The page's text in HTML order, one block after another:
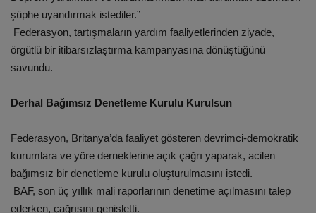
şüphe uyandırmak istediler.”
Federasyon, tartışmaların yardım faaliyetlerinden ziyade,
örgütlü bir itibarsızlaştırma kampanyasına dönüştüğünü
savundu.
Derhal Bağımsız Denetleme Kurulu Kurulsun
Federasyon, Britanya’da faaliyet gösteren devrimci-demokratik
kurumlara ve yöre derneklerine açık çağrı yaparak, acilen
bağımsız bir denetleme kurulu oluşturulmasını istedi.
BAF, son üç yıllık mali raporlarının denetime açılmasını talep
ederken, çağrısını genişletti.